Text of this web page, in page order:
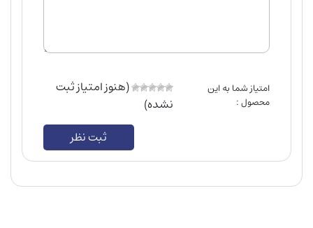
امتیاز شما به این
محصول :
(هنوز امتیاز ثبت
نشده)
ثبت نظر